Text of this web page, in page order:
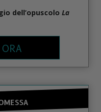
dell’opuscolo La